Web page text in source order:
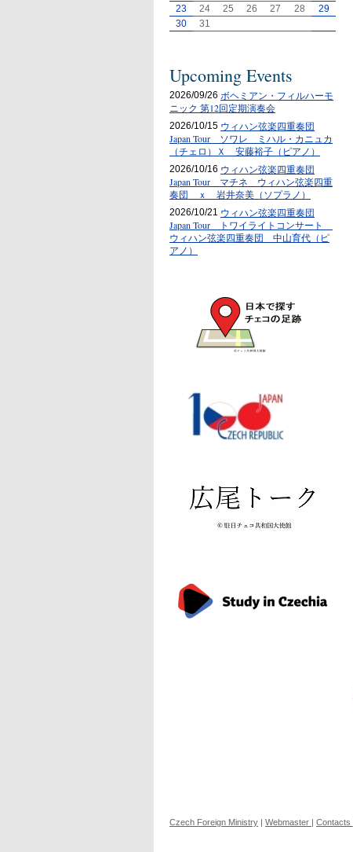
23
24 25 26 27 28
29
30
31
Upcoming Events
2026/09/26 ボヘミアン・フィルハーモ
ニック 第12回定期演奏会
2026/10/15 ウィハン弦楽四重奏団
Japan Tour ソワレ ミハル・カニュカ
（チェロ）Ｘ 安藤裕子（ピアノ）
2026/10/16 ウィハン弦楽四重奏団
Japan Tour マチネ ウィハン弦楽四重
奏団 ｘ 岩井奈美（ソプラノ）
2026/10/21 ウィハン弦楽四重奏団
Japan Tour トワイライトコンサート
ウィハン弦楽四重奏団 中山育代（ピ
アノ）
Czech Foreign Ministry | Webmaster | Contacts